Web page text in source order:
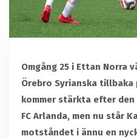
Omgång 25 i Ettan Norra
Örebro Syrianska tillbaka
kommer stärkta efter
FC Arlanda, men nu står
motståndet i ännu en